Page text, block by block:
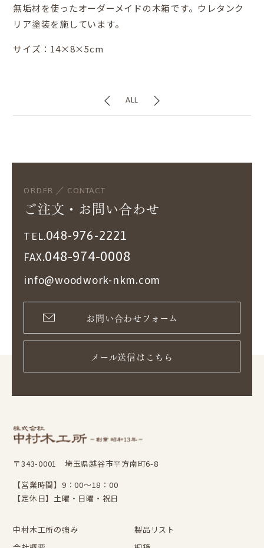
無垢材を使ったオーダーメイドの木箱です。ウレタンク
リア塗装を施しています。
サイズ：14×8×5cm
ALL
ORDER ／ CONTACT
ご注文・お問い合わせ
TEL.048-976-2221
FAX.048-974-0008
info@woodwork-nkm.com
お問い合わせフォーム
メール送信はこちら
〒343-0001 埼玉県越谷市平方南町6-8
【営業時間】9：00～18：00
【定休日】土曜・日曜・祝日
中村木工所の強み
製品リスト